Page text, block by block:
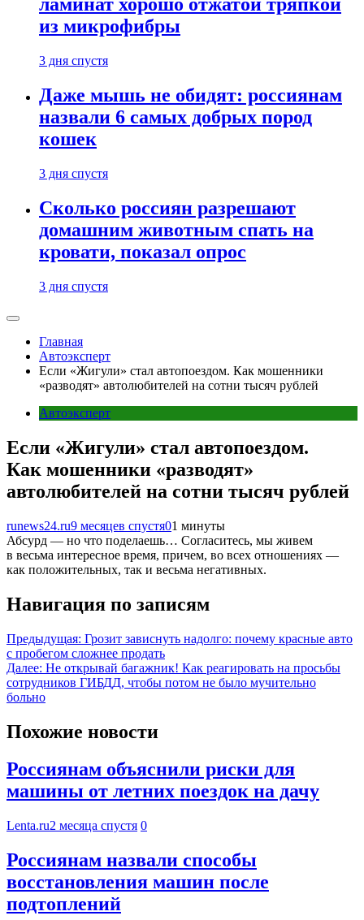
ламинат хорошо отжатой тряпкой
из микрофибры
3 дня спустя
Даже мышь не обидят: россиянам
назвали 6 самых добрых пород
кошек
3 дня спустя
Сколько россиян разрешают
домашним животным спать на
кровати, показал опрос
3 дня спустя
Главная
Автоэксперт
Если «Жигули» стал автопоездом. Как мошенники
«разводят» автолюбителей на сотни тысяч рублей
Автоэксперт
Если «Жигули» стал автопоездом.
Как мошенники «разводят»
автолюбителей на сотни тысяч рублей
runews24.ru9 месяцев спустя01 минуты
Абсурд — но что поделаешь… Согласитесь, мы живем
в весьма интересное время, причем, во всех отношениях —
как положительных, так и весьма негативных.
Навигация по записям
Предыдущая: Грозит зависнуть надолго: почему красные авто
с пробегом сложнее продать
Далее: Не открывай багажник! Как реагировать на просьбы
сотрудников ГИБДД, чтобы потом не было мучительно
больно
Похожие новости
Россиянам объяснили риски для
машины от летних поездок на дачу
Lenta.ru2 месяца спустя 0
Россиянам назвали способы
восстановления машин после
подтоплений